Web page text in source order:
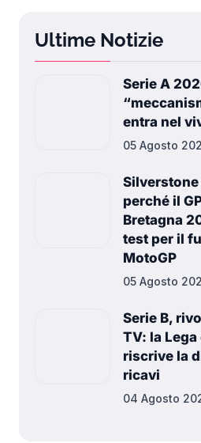
Ultime Notizie
Serie A
entra nel
05 Agosto
perché il
Bretagna
test per il
MotoGP
05 Agosto
Serie B,
TV: la
riscrive la
ricavi
04 Agosto